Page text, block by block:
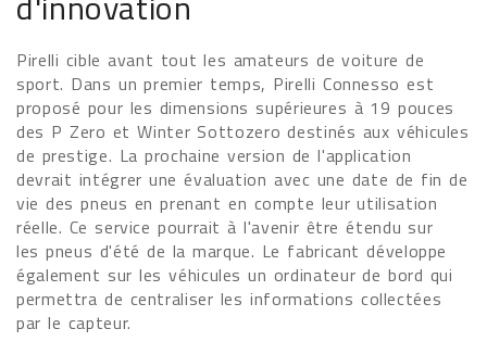
Pirelli cible avant tout les amateurs de voiture de
sport. Dans un premier temps, Pirelli Connesso est
proposé pour les dimensions supérieures à 19 pouces
des P Zero et Winter Sottozero destinés aux véhicules
de prestige. La prochaine version de l'application
devrait intégrer une évaluation avec une date de fin de
vie des pneus en prenant en compte leur utilisation
réelle. Ce service pourrait à l'avenir être étendu sur
les pneus d'été de la marque. Le fabricant développe
également sur les véhicules un ordinateur de bord qui
permettra de centraliser les informations collectées
par le capteur.